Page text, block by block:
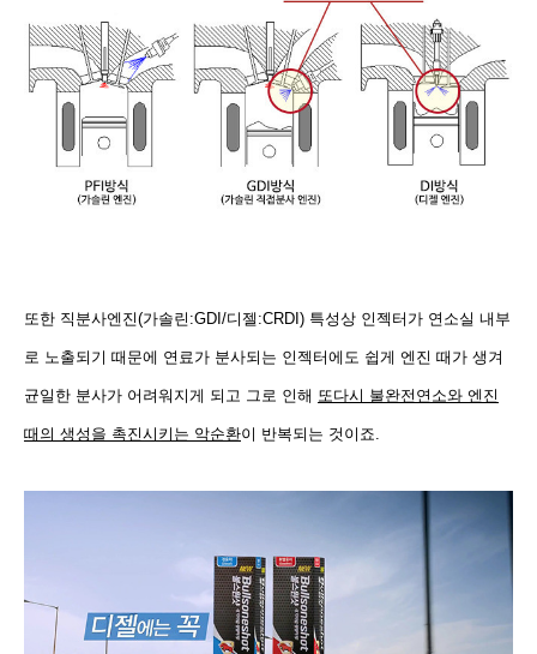
또한 직분사엔진(가솔린:GDI/디젤:CRDI) 특성상 인젝터가 연소실 내부
로 노출되기 때문에 연료가 분사되는 인젝터에도 쉽게 엔진 때가 생겨
균일한 분사가 어려워지게 되고 그로 인해 또다시 불완전연소와 엔진
때의 생성을 촉진시키는 악순환이 반복되는 것이죠.